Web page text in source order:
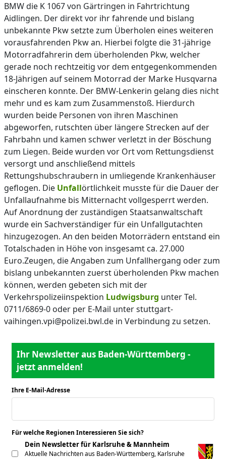
BMW die K 1067 von Gärtringen in Fahrtrichtung
Aidlingen. Der direkt vor ihr fahrende und bislang
unbekannte Pkw setzte zum Überholen eines weiteren
vorausfahrenden Pkw an. Hierbei folgte die 31-jährige
Motorradfahrerin dem überholenden Pkw, welcher
gerade noch rechtzeitig vor dem entgegenkommenden
18-Jährigen auf seinem Motorrad der Marke Husqvarna
einscheren konnte. Der BMW-Lenkerin gelang dies nicht
mehr und es kam zum Zusammenstoß. Hierdurch
wurden beide Personen von ihren Maschinen
abgeworfen, rutschten über längere Strecken auf der
Fahrbahn und kamen schwer verletzt in der Böschung
zum Liegen. Beide wurden vor Ort vom Rettungsdienst
versorgt und anschließend mittels
Rettungshubschraubern in umliegende Krankenhäuser
geflogen. Die Unfallörtlichkeit musste für die Dauer der
Unfallaufnahme bis Mitternacht vollgesperrt werden.
Auf Anordnung der zuständigen Staatsanwaltschaft
wurde ein Sachverständiger für ein Unfallgutachten
hinzugezogen. An den beiden Motorrädern entstand ein
Totalschaden in Höhe von insgesamt ca. 27.000
Euro.Zeugen, die Angaben zum Unfallhergang oder zum
bislang unbekannten zuerst überholenden Pkw machen
können, werden gebeten sich mit der
Verkehrspolizeiinspektion Ludwigsburg unter Tel.
0711/6869-0 oder per E-Mail unter stuttgart-
vaihingen.vpi@polizei.bwl.de in Verbindung zu setzen.
Ihr Newsletter aus Baden-Württemberg -
jetzt anmelden!
Ihre E-Mail-Adresse
Für welche Regionen Interessieren Sie sich?
Dein Newsletter für Karlsruhe & Mannheim
Aktuelle Nachrichten aus Baden-Württemberg, Karlsruhe